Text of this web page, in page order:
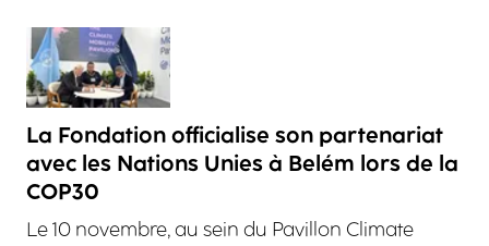
La Fondation officialise son partenariat
avec les Nations Unies à Belém lors de la
COP30
Le 10 novembre, au sein du Pavillon Climate